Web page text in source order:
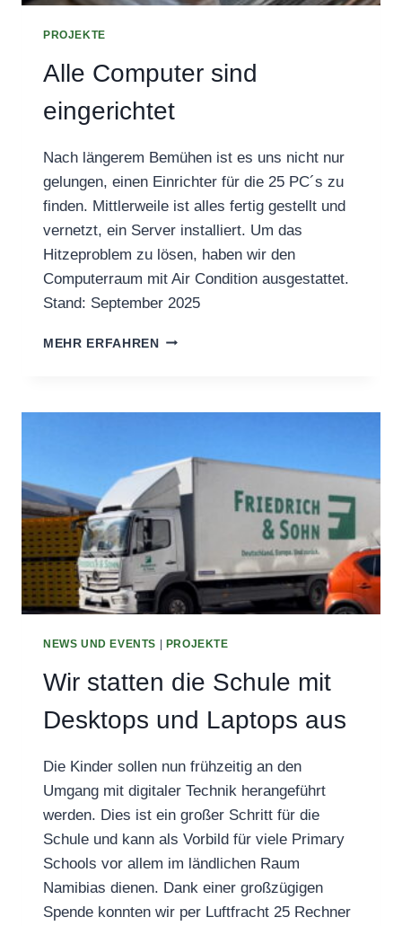
PROJEKTE
Alle Computer sind
eingerichtet
Nach längerem Bemühen ist es uns nicht nur
gelungen, einen Einrichter für die 25 PC´s zu
finden. Mittlerweile ist alles fertig gestellt und
vernetzt, ein Server installiert. Um das
Hitzeproblem zu lösen, haben wir den
Computerraum mit Air Condition ausgestattet.
Stand: September 2025
MEHR ERFAHRENALLE
NEWS UND EVENTS | PROJEKTE
Wir statten die Schule mit
Desktops und Laptops aus
Die Kinder sollen nun frühzeitig an den
Umgang mit digitaler Technik herangeführt
werden. Dies ist ein großer Schritt für die
Schule und kann als Vorbild für viele Primary
Schools vor allem im ländlichen Raum
Namibias dienen. Dank einer großzügigen
Spende konnten wir per Luftfracht 25 Rechner